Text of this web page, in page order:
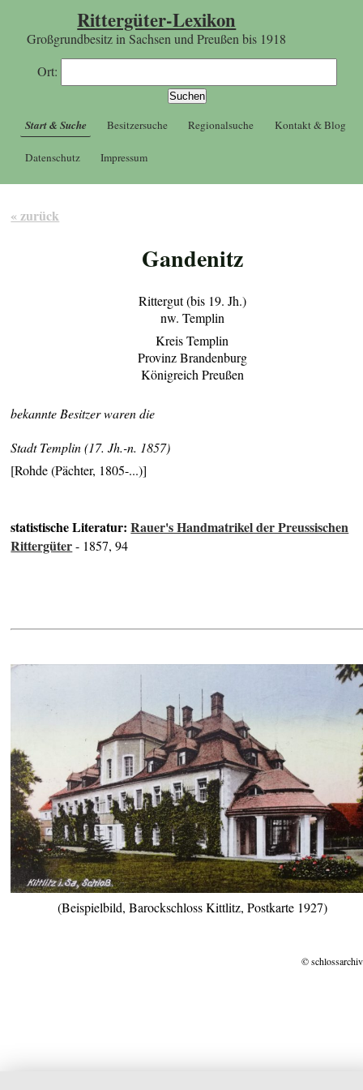
Rittergüter-Lexikon
Großgrundbesitz in Sachsen und Preußen bis 1918
Ort:
Start & Suche Besitzersuche Regionalsuche Kontakt & Blog
Datenschutz Impressum
« zurück
Gandenitz
Rittergut (bis 19. Jh.)
nw. Templin
Kreis Templin
Provinz Brandenburg
Königreich Preußen
bekannte Besitzer waren die
Stadt Templin (17. Jh.-n. 1857)
[Rohde (Pächter, 1805-...)]
statistische Literatur:Rauer's Handmatrikel der Preussischen
Rittergüter- 1857, 94
(Beispielbild, Barockschloss Kittlitz, Postkarte 1927)
©